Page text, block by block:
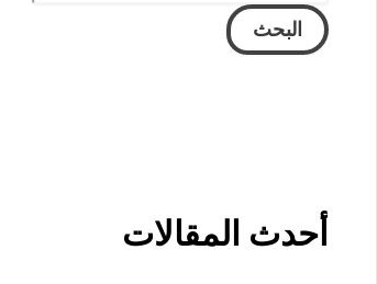
البحث
أحدث المقالات